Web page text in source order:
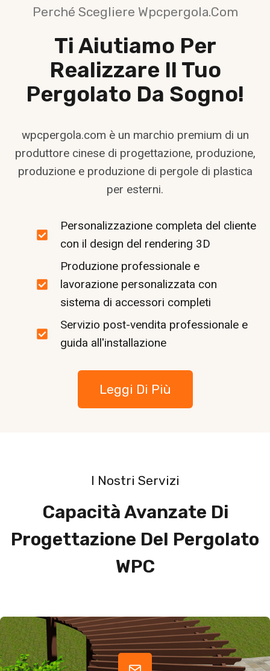
Perché Scegliere Wpcpergola.com
Ti Aiutiamo Per
Realizzare Il Tuo
Pergolato Da Sogno!
wpcpergola.com è un marchio premium di un
produttore cinese di progettazione, produzione,
produzione e produzione di pergole di plastica
per esterni.
Personalizzazione completa del cliente
con il design del rendering 3D
Produzione professionale e
lavorazione personalizzata con
sistema di accessori completi
Servizio post-vendita professionale e
guida all'installazione
Leggi Di Più
I Nostri Servizi
Capacità Avanzate Di
Progettazione Del Pergolato
WPC